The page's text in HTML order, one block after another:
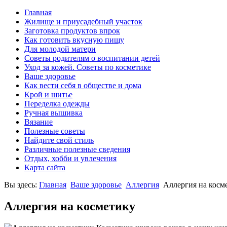
Главная
Жилище и приусадебный участок
Заготовка продуктов впрок
Как готовить вкусную пищу
Для молодой матери
Советы родителям о воспитании детей
Уход за кожей. Советы по косметике
Ваше здоровье
Как вести себя в обществе и дома
Крой и шитье
Переделка одежды
Ручная вышивка
Вязание
Полезные советы
Найдите свой стиль
Различные полезные сведения
Отдых, хобби и увлечения
Карта сайта
Вы здесь: Главная Ваше здоровье Аллергия Аллергия на
Аллергия на косметику